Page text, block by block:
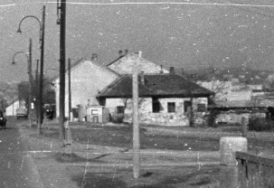
1960 · Budapest XXII.
a Mária Terézia (Rózsa Richárd) utca és a Kossuth Lajos utca találkozása, szemben a Nagytétényi (Petőfi) út, jobbra a Tóth József utca torkolata.